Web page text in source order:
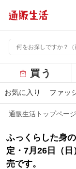
ー
バ
ュ
ー
買う
お気に入り ファッ
通販生活トップページ
ふっくらした身
定・7月26日（
売です。